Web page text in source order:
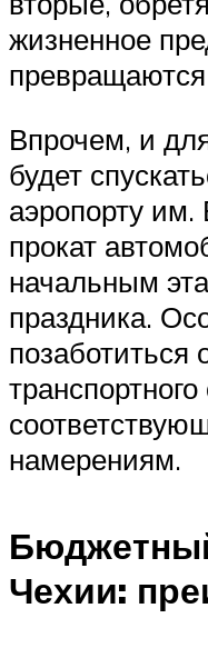
жизненное
Впрочем, и
будет
аэропорту им.
прокат
начальным
праздника.
позаботиться
намерениям.
Чехии: